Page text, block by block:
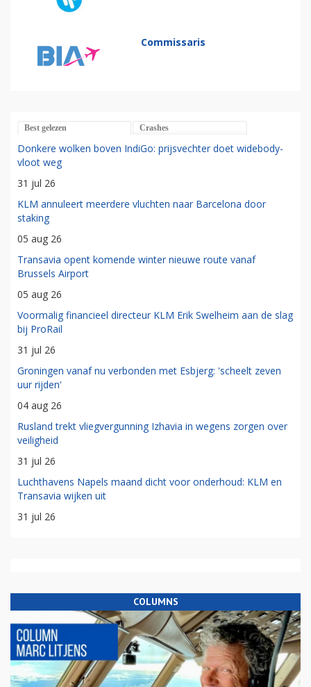
Commissaris
Best gelezen Crashes
Donkere wolken boven IndiGo: prijsvechter doet widebody-
vloot weg
31 jul 26
KLM annuleert meerdere vluchten naar Barcelona door
staking
05 aug 26
Transavia opent komende winter nieuwe route vanaf
Brussels Airport
05 aug 26
Voormalig financieel directeur KLM Erik Swelheim aan de slag
bij ProRail
31 jul 26
Groningen vanaf nu verbonden met Esbjerg: 'scheelt zeven
uur rijden'
04 aug 26
Rusland trekt vliegvergunning Izhavia in wegens zorgen over
veiligheid
31 jul 26
Luchthavens Napels maand dicht voor onderhoud: KLM en
Transavia wijken uit
31 jul 26
COLUMNS